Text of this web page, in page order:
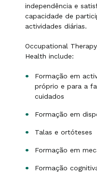
independência e
capacidade de
actividades diárias.
Occupational
Health include:
Formação em
próprio e para a
cuidados
Formação em
Talas e ortóteses
Formação em
Formação